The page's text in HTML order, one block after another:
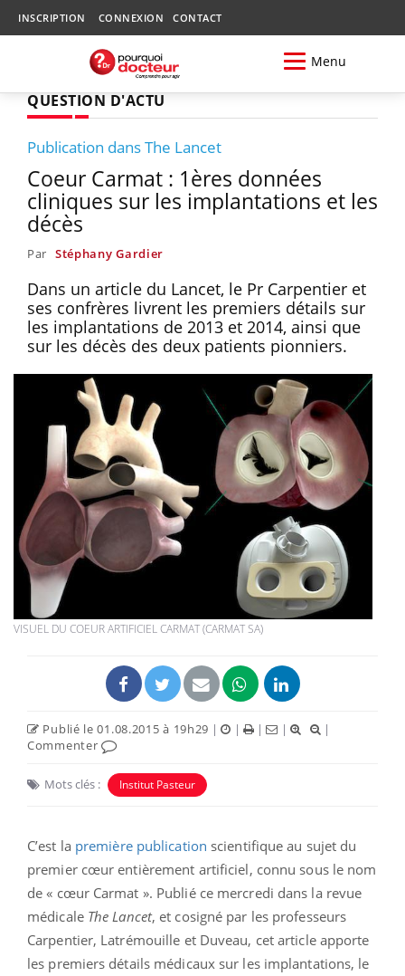
INSCRIPTION CONNEXION CONTACT
Menu
QUESTION D'ACTU
Publication dans The Lancet
Coeur Carmat : 1ères données
cliniques sur les implantations et les
décès
Par Stéphany Gardier
Dans un article du Lancet, le Pr Carpentier et
ses confrères livrent les premiers détails sur
les implantations de 2013 et 2014, ainsi que
sur les décès des deux patients pionniers.
VISUEL DU COEUR ARTIFICIEL CARMAT (CARMAT SA)
Publié le 01.08.2015 à 19h29 | | | |
|
Commenter
Mots clés : Institut Pasteur
C’est la première publication scientifique au sujet du
premier cœur entièrement artificiel, connu sous le nom
de « cœur Carmat ». Publié ce mercredi dans la revue
médicale The Lancet, et cosigné par les professeurs
Carpentier, Latrémouille et Duveau, cet article apporte
les premiers détails médicaux sur les implantations, le